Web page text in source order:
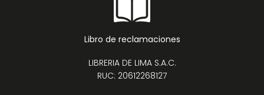
Libro de reclamaciones
LIBRERIA DE LIMA S.A.C.
RUC: 20612268127